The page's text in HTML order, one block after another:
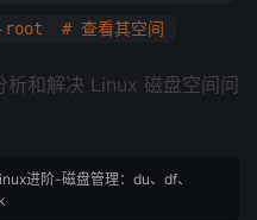
# 查看其空间
和解决 Linux 磁盘空间问
进阶-磁盘管理：du、df、